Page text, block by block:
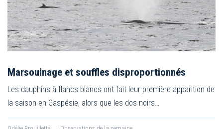
Marsouinage et souffles disproportionnés
Les dauphins à flancs blancs ont fait leur première apparition de
la saison en Gaspésie, alors que les dos noirs…